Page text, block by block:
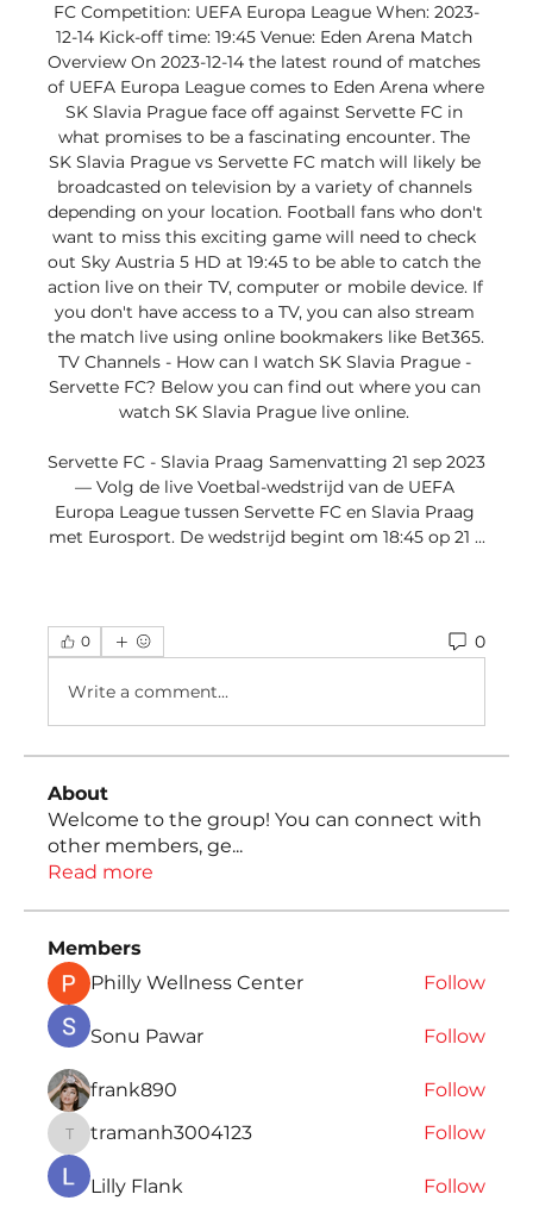
FC Competition: UEFA Europa League When: 2023-
12-14 Kick-off time: 19:45 Venue: Eden Arena Match
Overview On 2023-12-14 the latest round of matches
of UEFA Europa League comes to Eden Arena where
SK Slavia Prague face off against Servette FC in
what promises to be a fascinating encounter. The
SK Slavia Prague vs Servette FC match will likely be
broadcasted on television by a variety of channels
depending on your location. Football fans who don't
want to miss this exciting game will need to check
out Sky Austria 5 HD at 19:45 to be able to catch the
action live on their TV, computer or mobile device. If
you don't have access to a TV, you can also stream
the match live using online bookmakers like Bet365.
TV Channels - How can I watch SK Slavia Prague -
Servette FC? Below you can find out where you can
watch SK Slavia Prague live online.
Servette FC - Slavia Praag Samenvatting 21 sep 2023
— Volg de live Voetbal-wedstrijd van de UEFA
Europa League tussen Servette FC en Slavia Praag
met Eurosport. De wedstrijd begint om 18:45 op 21 ...
0 0
Write a comment...
About
Welcome to the group! You can connect with
other members, ge...
Read more
Members
Philly Wellness Center
Follow
Sonu Pawar Follow
frank890 Follow
tramanh3004123
tramanh3004123 Follow
Lilly Flank Follow